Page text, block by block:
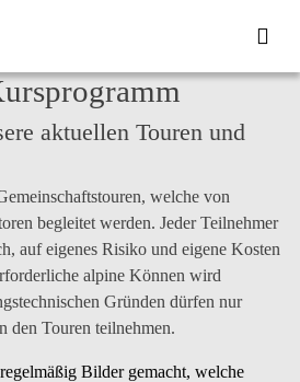
aktuellen Touren und
welche von
begleitet werden. Jeder Teilnehmer
, auf eigenes Risiko und eigene Kosten
alpine Können wird
Gründen dürfen nur
den Touren teilnehmen.
Bildergemacht, welche